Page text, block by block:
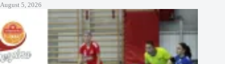
August 5, 2026